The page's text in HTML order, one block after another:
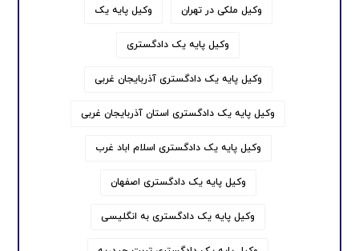
وکیل ملکی در تهران وکیل پایه یک
وکیل پایه یک دادگستری
وکیل پایه یک دادگستری آذربایجان غربی
وکیل پایه یک دادگستری استان آذربایجان غربی
وکیل پایه یک دادگستری اسلام اباد غرب
وکیل پایه یک دادگستری اصفهان
وکیل پایه یک دادگستری به انگلیسی